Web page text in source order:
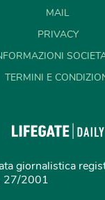
MAIL
PRIVACY
TERMINI E
giornalistica
27/2001